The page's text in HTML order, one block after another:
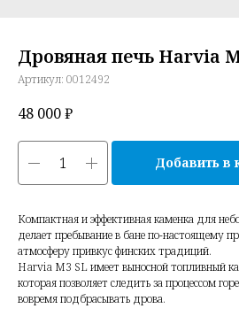
Дровяная печь Harvia
Артикул: 0012492
48 000₽
Добавить в
Компактная и эффективная каменка для
делает пребывание в бане по-настоящему
атмосферу привкус финских традиций.
Harvia M3 SL имеет выносной топливный
которая позволяет следить за процессом
вовремя подбрасывать дрова.